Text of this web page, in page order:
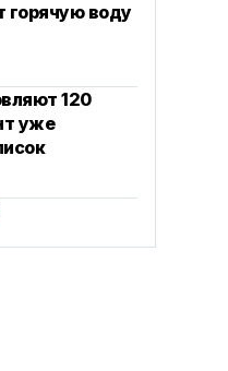
горячую воду
120
уже